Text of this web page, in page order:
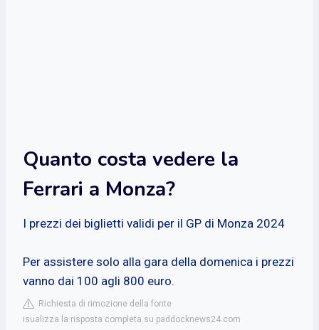
Quanto costa vedere la
Ferrari a Monza?
I prezzi dei biglietti validi per il GP di Monza 2024
Per assistere solo alla gara della domenica i prezzi
vanno dai 100 agli 800 euro.
Richiesta di rimozione della fonte
isualizza la risposta completa su paddocknews24.com